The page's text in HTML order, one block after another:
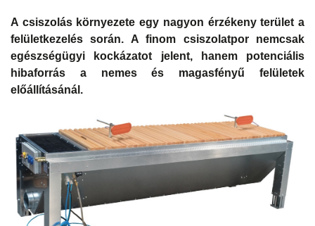
A csiszolás környezete egy nagyon érzékeny terület a
felületkezelés során. A finom csiszolatpor nemcsak
egészségügyi kockázatot jelent, hanem potenciális
hibaforrás a nemes és magasfényű felületek
előállításánál.